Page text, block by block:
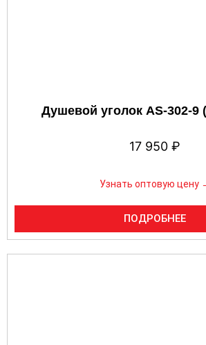
Душевой уголок AS-302-9
17 950 ₽
Узнать оптовую цену
ПОДРОБНЕЕ